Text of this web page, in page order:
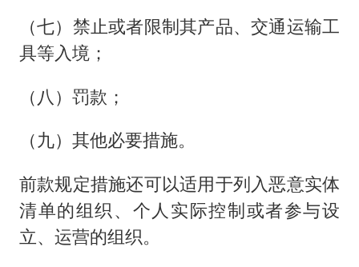
（七）禁止或者限制其产品、交通运输工
具等入境；
（八）罚款；
（九）其他必要措施。
前款规定措施还可以适用于列入恶意实体
清单的组织、个人实际控制或者参与设
立、运营的组织。